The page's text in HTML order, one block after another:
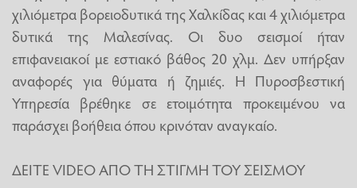
χιλιόμετρα βορειοδυτικά της Χαλκίδας και 4 χιλιόμετρα
δυτικά της Μαλεσίνας. Οι δυο σεισμοί ήταν
επιφανειακοί με εστιακό βάθος 20 χλμ. Δεν υπήρξαν
αναφορές για θύματα ή ζημιές. Η Πυροσβεστική
Υπηρεσία βρέθηκε σε ετοιμότητα προκειμένου να
παράσχει βοήθεια όπου κρινόταν αναγκαίο.
ΔΕΙΤΕ VIDEO ΑΠΟ ΤΗ ΣΤΙΓΜΗ ΤΟΥ ΣΕΙΣΜΟΥ